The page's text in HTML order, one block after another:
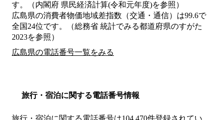
す。（内閣府 県民経済計算(令和元年度)を参照）
広島県の消費者物価地域差指数（交通・通信）は99.6で
全国24位です。（総務省 統計でみる都道府県のすがた
2023を参照）
広島県の電話番号一覧をみる
旅行・宿泊に関する電話番号情報